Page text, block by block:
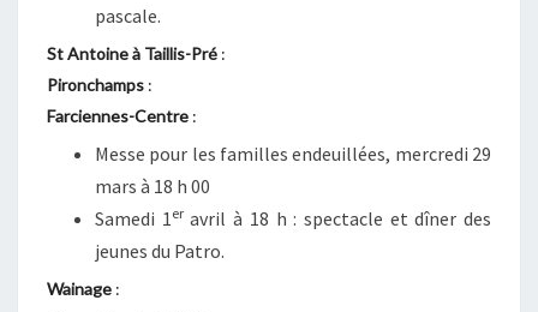
pascale.
St Antoine à Taillis-Pré :
Pironchamps :
Farciennes-Centre :
Messe pour les familles endeuillées, mercredi 29
mars à 18 h 00
Samedi 1eravril à 18 h : spectacle et dîner des
jeunes du Patro.
Wainage :